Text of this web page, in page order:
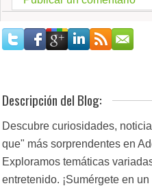
Descripción del Blog:
Descubre curiosidades,
que" más sorprendentes en
Exploramos temáticas
entretenido. ¡Sumérgete en